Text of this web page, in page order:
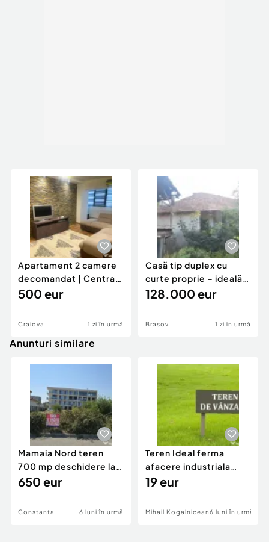
Apartament 2 camere
decomandat | Centrală
proprie | 60 mp |
500 eur
Craiova 1 zi în urmă
Casă tip duplex cu
curte proprie – ideală
pentru renovar
128.000 eur
Brasov 1 zi în urmă
Anunturi similare
Mamaia Nord teren
700 mp deschidere la
D24 si D25
650 eur
Constanta 6 luni în urmă
Teren Ideal ferma
afacere industriala
deschidere 71 ml la
19 eur
Mihail Kogalniceanu6 luni în urmă